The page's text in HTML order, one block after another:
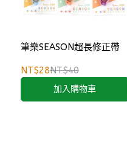
筆樂SEASON超長修正帶
NT$28NT$40
加入購物車